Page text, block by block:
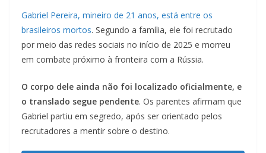
Gabriel Pereira, mineiro de 21 anos, está entre os
brasileiros mortos. Segundo a família, ele foi recrutado
por meio das redes sociais no início de 2025 e morreu
em combate próximo à fronteira com a Rússia.
O corpo dele ainda não foi localizado oficialmente, e
o translado segue pendente. Os parentes afirmam que
Gabriel partiu em segredo, após ser orientado pelos
recrutadores a mentir sobre o destino.